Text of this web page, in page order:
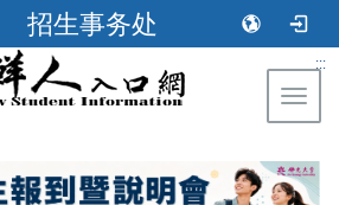
招生事务处
:::